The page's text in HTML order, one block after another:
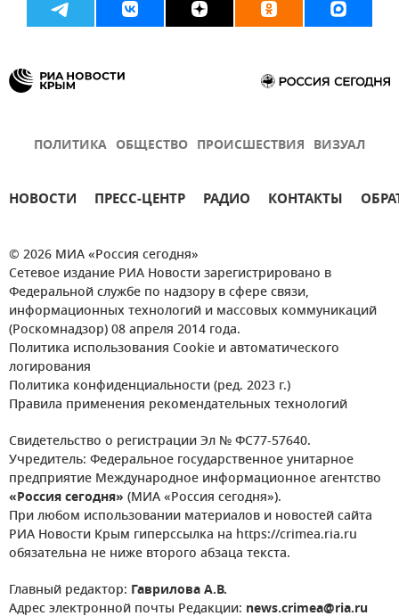
ПОЛИТИКА ОБЩЕСТВО ПРОИСШЕСТВИЯ ВИЗУАЛ
НОВОСТИ ПРЕСС-ЦЕНТР РАДИО КОНТАКТЫ
© 2026 МИА «Россия сегодня»
Сетевое издание РИА Новости зарегистрировано в
Федеральной службе по надзору в сфере связи,
информационных технологий и массовых коммуникаций
(Роскомнадзор) 08 апреля 2014 года.
Политика использования Cookie и автоматического
логирования
Политика конфиденциальности (ред. 2023 г.)
Правила применения рекомендательных технологий
Свидетельство о регистрации Эл № ФС77-57640.
Учредитель: Федеральное государственное унитарное
предприятие Международное информационное агентство
«Россия сегодня» (МИА «Россия сегодня»).
При любом использовании материалов и новостей сайта
РИА Новости Крым гиперссылка на https://crimea.ria.ru
обязательна не ниже второго абзаца текста.
Главный редактор: Гаврилова А.В.
Адрес электронной почты Редакции: news.crimea@ria.ru